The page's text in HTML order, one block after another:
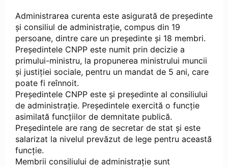
Administrarea curenta este asigurată de președinte
şi consiliul de administrație, compus din 19
persoane, dintre care un președinte şi 18 membri.
Președintele CNPP este numit prin decizie a
primului-ministru, la propunerea ministrului muncii
şi justiției sociale, pentru un mandat de 5 ani, care
poate fi reînnoit.
Președintele CNPP este şi președinte al consiliului
de administrație. Președintele exercită o funcție
asimilată funcțiilor de demnitate publică.
Președintele are rang de secretar de stat şi este
salarizat la nivelul prevăzut de lege pentru această
funcție.
Membrii consiliului de administrație sunt